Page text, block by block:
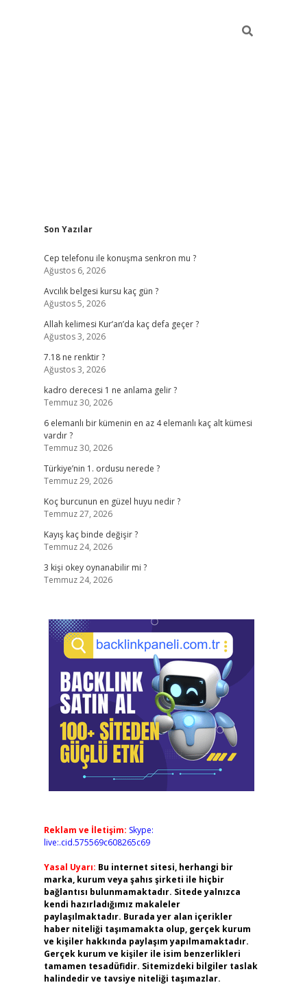
Sidebar
Son Yazılar
Cep telefonu ile konuşma senkron mu ?
Ağustos 6, 2026
Avcılık belgesi kursu kaç gün ?
Ağustos 5, 2026
Allah kelimesi Kur’an’da kaç defa geçer ?
Ağustos 3, 2026
7.18 ne renktir ?
Ağustos 3, 2026
kadro derecesi 1 ne anlama gelir ?
Temmuz 30, 2026
6 elemanlı bir kümenin en az 4 elemanlı kaç alt kümesi
vardır ?
Temmuz 30, 2026
Türkiye’nin 1. ordusu nerede ?
Temmuz 29, 2026
Koç burcunun en güzel huyu nedir ?
Temmuz 27, 2026
Kayış kaç binde değişir ?
Temmuz 24, 2026
3 kişi okey oynanabilir mi ?
Temmuz 24, 2026
Reklam ve İletişim: Skype:
live:.cid.575569c608265c69
Yasal Uyarı: Bu internet sitesi, herhangi bir
marka, kurum veya şahıs şirketi ile hiçbir
bağlantısı bulunmamaktadır. Sitede yalnızca
kendi hazırladığımız makaleler
paylaşılmaktadır. Burada yer alan içerikler
haber niteliği taşımamakta olup, gerçek kurum
ve kişiler hakkında paylaşım yapılmamaktadır.
Gerçek kurum ve kişiler ile isim benzerlikleri
tamamen tesadüfidir. Sitemizdeki bilgiler taslak
halindedir ve tavsiye niteliği taşımazlar.